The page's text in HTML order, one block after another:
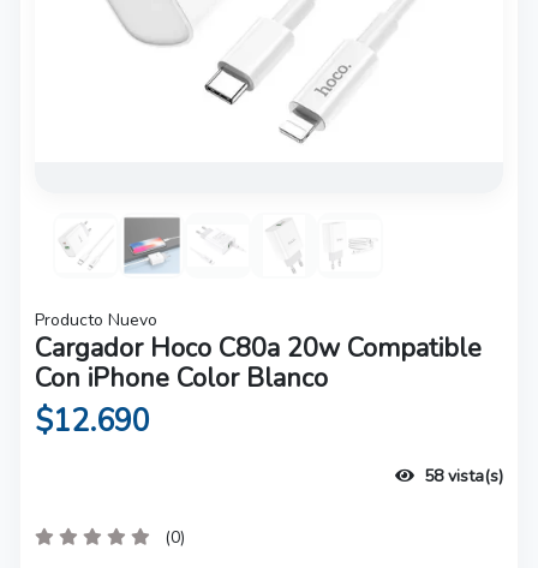
Producto Nuevo
Cargador Hoco C80a 20w Compatible
Con iPhone Color Blanco
$12.690
58 vista(s)
(0)